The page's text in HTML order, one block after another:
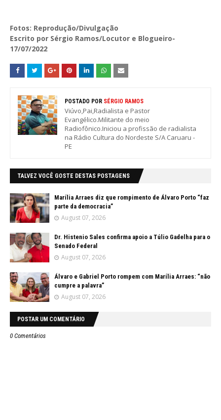
Fotos: Reprodução/Divulgação
Escrito por Sérgio Ramos/Locutor e Blogueiro-
17/07/2022
POSTADO POR SÉRGIO RAMOS
Viúvo,Pai,Radialista e Pastor
Evangélico.Militante do meio
Radiofônico.Iniciou a profissão de radialista
na Rádio Cultura do Nordeste S/A Caruaru -
PE
TALVEZ VOCÊ GOSTE DESTAS POSTAGENS
Marília Arraes diz que rompimento de Álvaro Porto “faz
parte da democracia”
August 07, 2026
Dr. Histenio Sales confirma apoio a Túlio Gadelha para o
Senado Federal
August 07, 2026
Álvaro e Gabriel Porto rompem com Marília Arraes: “não
cumpre a palavra”
August 07, 2026
POSTAR UM COMENTÁRIO
0 Comentários